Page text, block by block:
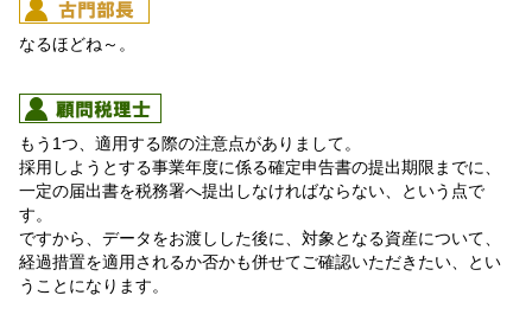
なるほどね～。
もう1つ、適用する際の注意点がありまして。
採用しようとする事業年度に係る確定申告書の提出期限までに、
一定の届出書を税務署へ提出しなければならない、という点で
す。
ですから、データをお渡しした後に、対象となる資産について、
経過措置を適用されるか否かも併せてご確認いただきたい、とい
うことになります。